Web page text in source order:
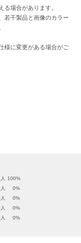
場合があります。
若干製品と画像のカラー
様に変更がある場合がご
100%
0%
0%
0%
0%